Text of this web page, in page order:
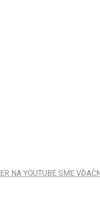
NA YOUTUBE SME